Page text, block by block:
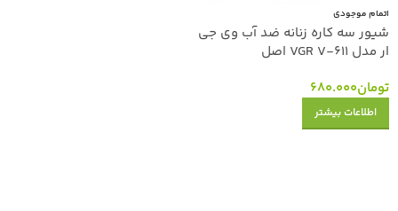
اتمام موجودی
شیور سه کاره زنانه ضد آب وی جی
ار مدل VGR V-611 اصل
تومان680.000
اطلاعات بیشتر